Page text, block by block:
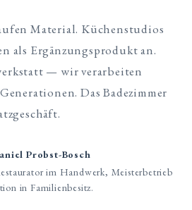
Material. Küchenstudios
als Ergänzungsprodukt an.
— wir verarbeiten
Das Badezimmer
Probst-Bosch
im Handwerk, Meisterbetrieb
in Familienbesitz.